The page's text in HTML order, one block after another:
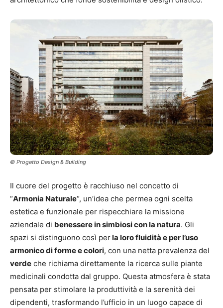
© Progetto Design & Building
Il cuore del progetto è racchiuso nel concetto di
“Armonia Naturale“, un’idea che permea ogni scelta
estetica e funzionale per rispecchiare la missione
aziendale di benessere in simbiosi con la natura. Gli
spazi si distinguono così perla loro fluidità e per l’uso
armonico di forme e colori, con una netta prevalenza del
verde che richiama direttamente la ricerca sulle piante
medicinali condotta dal gruppo. Questa atmosfera è stata
pensata per stimolare la produttività e la serenità dei
dipendenti, trasformando l’ufficio in un luogo capace di